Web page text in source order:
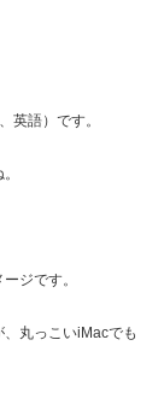
英語）です。
ジです。
丸っこいiMacでも